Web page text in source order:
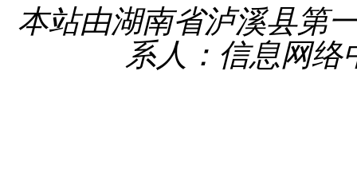
本站由湖南省泸溪县第
系人：信息网络